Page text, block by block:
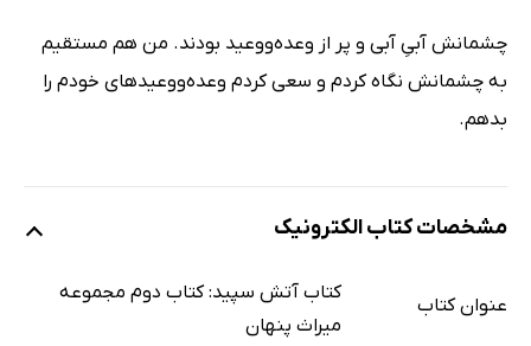
چشمانش آبیِ آبی و پر از وعده‌ووعید بودند. من هم مستقیم
به چشمانش نگاه کردم و سعی کردم وعده‌ووعیدهای خودم را
بدهم.
مشخصات کتاب الکترونیک
عنوان کتاب
کتاب آتش سپید: کتاب دوم مجموعه‌
میراث پنهان